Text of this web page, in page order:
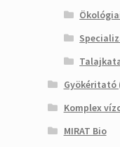
Gyökéritató
Komplex
MIRAT Bio